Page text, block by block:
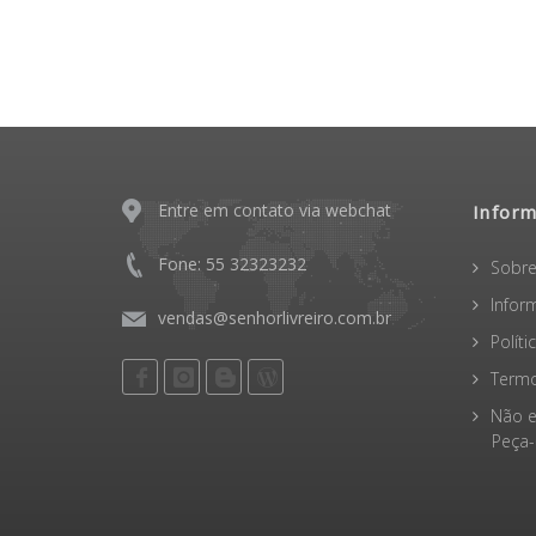
Entre em contato via webchat
Fone: 55 32323232
vendas@senhorlivreiro.com.br
Não